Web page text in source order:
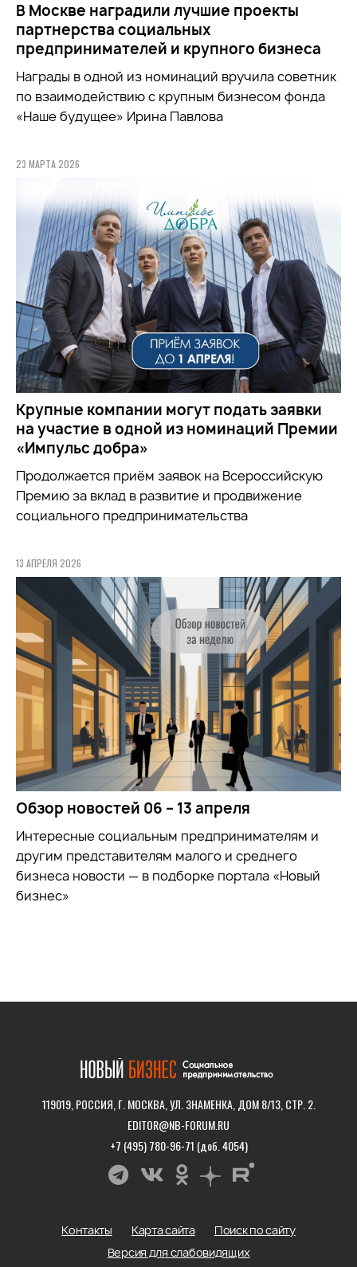
В Москве наградили лучшие проекты
партнерства социальных
предпринимателей и крупного бизнеса
Награды в одной из номинаций вручила советник
по взаимодействию с крупным бизнесом фонда
«Наше будущее» Ирина Павлова
23 МАРТА 2026
Крупные компании могут подать заявки
на участие в одной из номинаций Премии
«Импульс добра»
Продолжается приём заявок на Всероссийскую
Премию за вклад в развитие и продвижение
социального предпринимательства
13 АПРЕЛЯ 2026
Обзор новостей 06 – 13 апреля
Интересные социальным предпринимателям и
другим представителям малого и среднего
бизнеса новости — в подборке портала «Новый
бизнес»
119019, РОССИЯ, Г. МОСКВА, УЛ. ЗНАМЕНКА, ДОМ 8/13, СТР. 2.
EDITOR@NB-FORUM.RU
+7 (495) 780-96-71 (доб. 4054)
Контакты Карта сайта
Поиск по сайту
Версия для слабовидящих